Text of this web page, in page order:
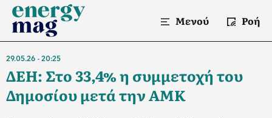
Μενού Ροή
29.05.26 20:25
ΔΕΗ: Στο 33,4% η συμμετοχή του
Δημοσίου μετά την ΑΜΚ